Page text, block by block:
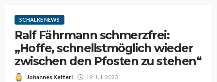
SCHALKE NEWS
Ralf Fährmann schmerzfrei:
„Hoffe, schnellstmöglich wieder
zwischen den Pfosten zu stehen“
Johannes Ketterl 19. Juli 2023